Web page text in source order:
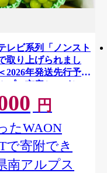
レビ系列「ノンスト
取り上げられまし
2026年発送先行予約
プス市産シャインマ
1.2kg以上（2～3
ール便発送
円
たWAON
で寄附でき
南アルプス